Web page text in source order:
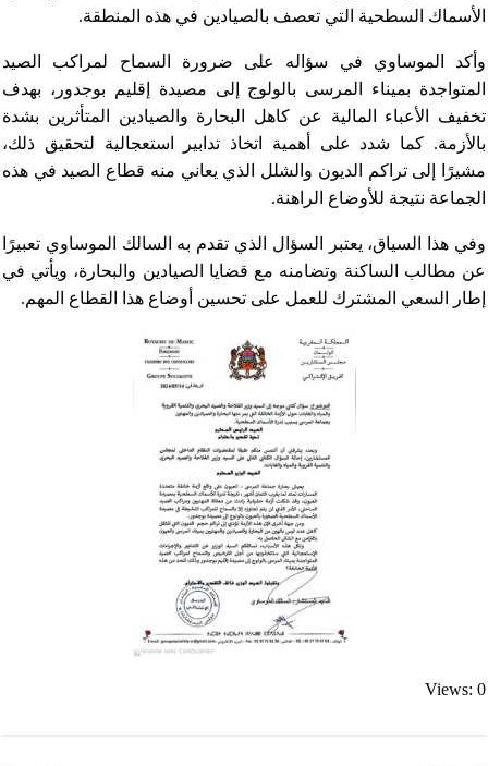
الأسماك السطحية التي تعصف بالصيادين في هذه المنطقة.
وأكد الموساوي في سؤاله على ضرورة السماح لمراكب الصيد
المتواجدة بميناء المرسى بالولوج إلى مصيدة إقليم بوجدور، بهدف
تخفيف الأعباء المالية عن كاهل البحارة والصيادين المتأثرين بشدة
بالأزمة. كما شدد على أهمية اتخاذ تدابير استعجالية لتحقيق ذلك،
مشيرًا إلى تراكم الديون والشلل الذي يعاني منه قطاع الصيد في هذه
الجماعة نتيجة للأوضاع الراهنة.
وفي هذا السياق، يعتبر السؤال الذي تقدم به السالك الموساوي تعبيرًا
عن مطالب الساكنة وتضامنه مع قضايا الصيادين والبحارة، ويأتي في
إطار السعي المشترك للعمل على تحسين أوضاع هذا القطاع المهم.
Views: 0